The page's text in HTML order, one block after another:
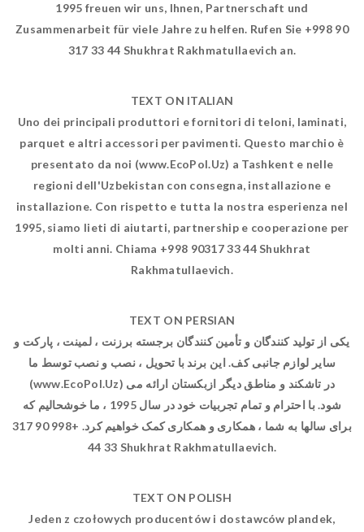
1995 freuen wir uns, Ihnen, Partnerschaft und
Zusammenarbeit für viele Jahre zu helfen. Rufen Sie +998 90
317 33 44 Shukhrat Rakhmatullaevich an.
TEXT ON ITALIAN
Uno dei principali produttori e fornitori di teloni, laminati,
parquet e altri accessori per pavimenti. Questo marchio è
presentato da noi (www.EcoPol.Uz) a Tashkent e nelle
regioni dell'Uzbekistan con consegna, installazione e
installazione. Con rispetto e tutta la nostra esperienza nel
1995, siamo lieti di aiutarti, partnership e cooperazione per
molti anni. Chiama +998 90317 33 44 Shukhrat
Rakhmatullaevich.
TEXT ON PERSIAN
یکی از تولید کنندگان و تأمین کنندگان برجسته برزنت ، لمینت ، پارکت و
سایر لوازم جانبی کف. این برند با تحویل ، نصب و نصب توسط ما
(www.EcoPol.Uz) در تاشکند و مناطق دیگر ازبکستان ارائه می
شود. با احترام و تمام تجربیات خود در سال 1995 ، ما خوشحالیم که
برای سالها به شما ، همکاری و همکاری کمک خواهیم کرد. +998 90 317
33 44 Shukhrat Rakhmatullaevich.
TEXT ON POLISH
Jeden z czołowych producentów i dostawców plandek,